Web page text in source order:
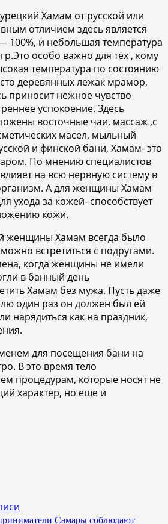
Хамам от русской или
отличием здесь является
100%, и небольшая температура
особо важно для тех , кому
температура по состоянию
деревянных лежак мрамор,
приносит нежное чувство
успокоение. Здесь
восточные чаи, массаж ,с
масел, мыльный
и финской бани, Хамам- это
По мнению специалистов
на всю нервную систему в
А для женщины Хамам
ухода за кожей- способствует
кожи.
женщины Хамам всегда было
встретиться с подругами.
когда женщины не имели
в банный день
Хамам без мужа. Пусть даже
один раз он должен был ей
нарядиться как на праздник,
для посещения бани на
В это время тело
процедурам, которые носят не
характер, но еще и
Самары соблюдают